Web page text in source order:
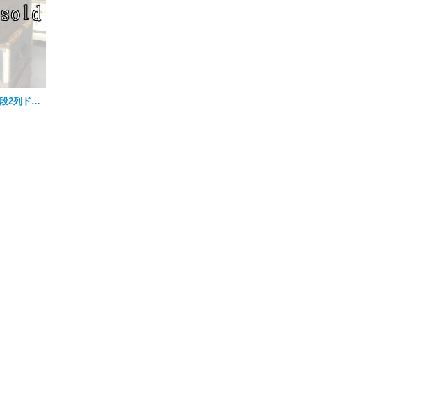
アンティーク 3段2列ドロワー 引き出し アイアン×ウッド ビンテージ